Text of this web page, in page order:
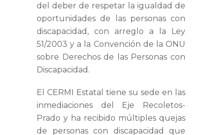
del deber de respetar la igualdad de
oportunidades de las personas con
discapacidad, con arreglo a la Ley
51/2003 y a la Convención de la ONU
sobre Derechos de las Personas con
Discapacidad.
El CERMI Estatal tiene su sede en las
inmediaciones del Eje Recoletos-
Prado y ha recibido múltiples quejas
de personas con discapacidad que